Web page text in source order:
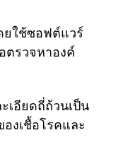
ยใช้ซอฟต์แวร์
ตรวจหาองค์
เอียดถี่ถ้วนเป็น
งเชื้อโรคและ